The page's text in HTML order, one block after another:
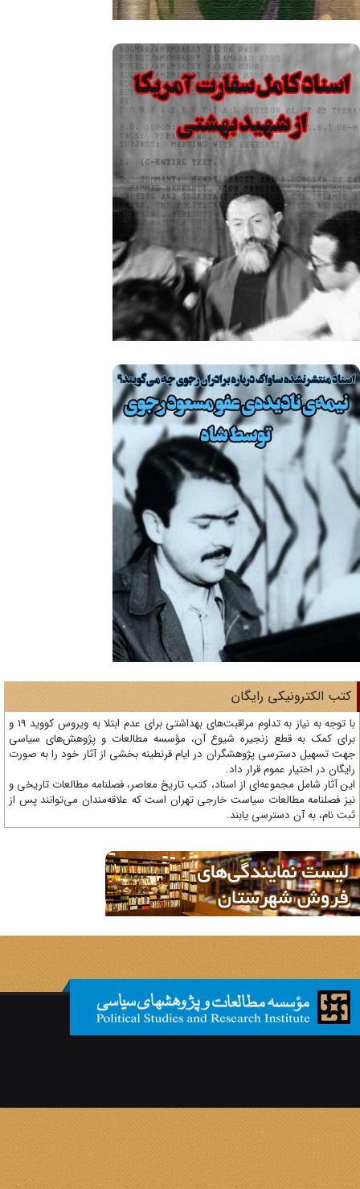
الکترونیکی رایگان
با توجه به نیاز به تداوم مراقبت‌های بهداشتی برای عدم ابتلا به ویروس کووید 19 و
کمک به قطع زنجیره شیوع آن، مؤسسه مطالعات و پژوهش‌های سیاسی
تسهیل دسترسی پژوهشگران در ایام قرنطینه بخشی از آثار خود را به صورت
در اختیار عموم قرار داد.
آثار شامل مجموعه‌ای از اسناد، کتب تاریخ معاصر، فصلنامه‌ مطالعات تاریخی و
فصلنامه مطالعات سیاست خارجی تهران است که علاقه‌مندان می‌توانند پس از
نام، به آن دسترسی یابند.